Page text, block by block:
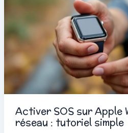
Activer SOS sur Apple
réseau : tutoriel simple